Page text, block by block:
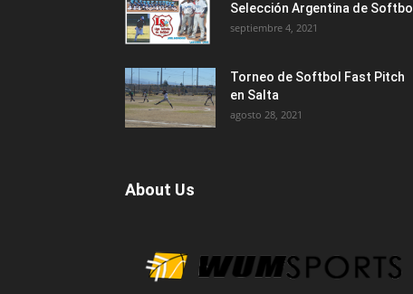
Selección Argentina de Softbol
septiembre 4, 2021
Torneo de Softbol Fast Pitch
en Salta
agosto 28, 2021
About Us